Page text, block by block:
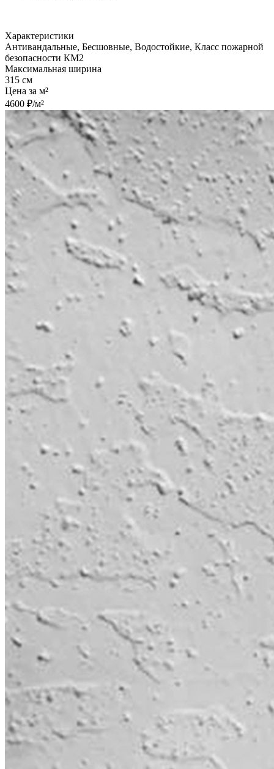
Характеристики
Антивандальные, Бесшовные, Водостойкие, Класс пожарной
безопасности КМ2
Максимальная ширина
315 см
Цена за м²
4600 ₽/м²